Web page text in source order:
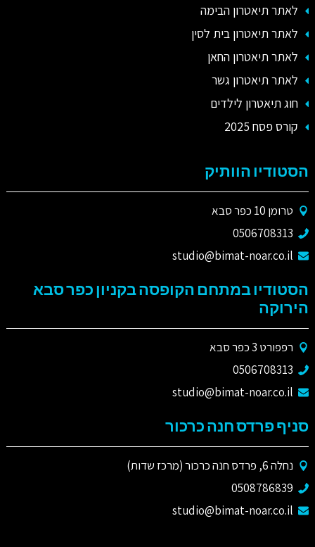
לאתר תיאטרון הבימה
לאתר תיאטרון בית לסין
לאתר תיאטרון החאן
לאתר תיאטרון גשר
חוג תיאטרון לילדים
קורס פסח 2025
הסטודיו הוותיק
טרומן 10 כפר סבא
0506708313
studio@bimat-noar.co.il
הסטודיו במתחם הקופסה בקניון כפר סבא
הירוקה
רפפורט 3 כפר סבא
0506708313
studio@bimat-noar.co.il
סניף פרדס חנה כרכור
נחלה 6, פרדס חנה כרכור (מרכז שדות)
0508786839
studio@bimat-noar.co.il